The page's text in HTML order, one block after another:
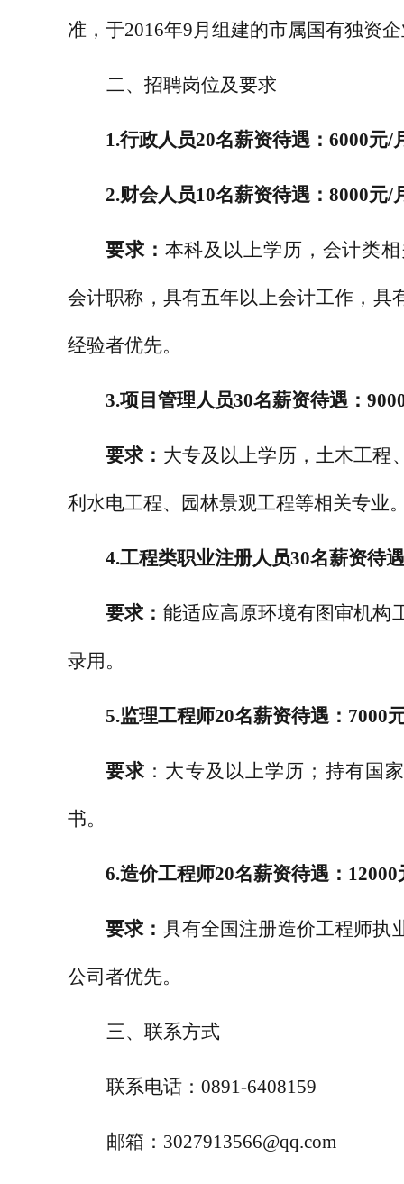
准，于2016年9 月组建的市属国有独资
二、招聘岗位及要求
1.行政人员20名薪资待遇： 6000元/
2.财会人员10名薪资待遇： 8000元/
要求： 本科及以上学历，会计类
会计职称，具有五年以上会计工作，具
经验者优先。
3.项目管理人员30名薪资待遇：
要求： 大专及以上学历，土木工程
利水电工程、园林景观工程等相关专业
4.工程类职业注册人员30名薪资待
要求： 能适应高原环境有图审机构
录用。
5.监理工程师20名薪资待遇： 7000
要求 ：大专及以上学历；持有国
书。
6.造价工程师20名薪资待遇： 12000
要求： 具有全国注册造价工程师执
公司者优先。
三、联系方式
联系电话： 0891-6408159
邮箱： 3027913566@qq.com